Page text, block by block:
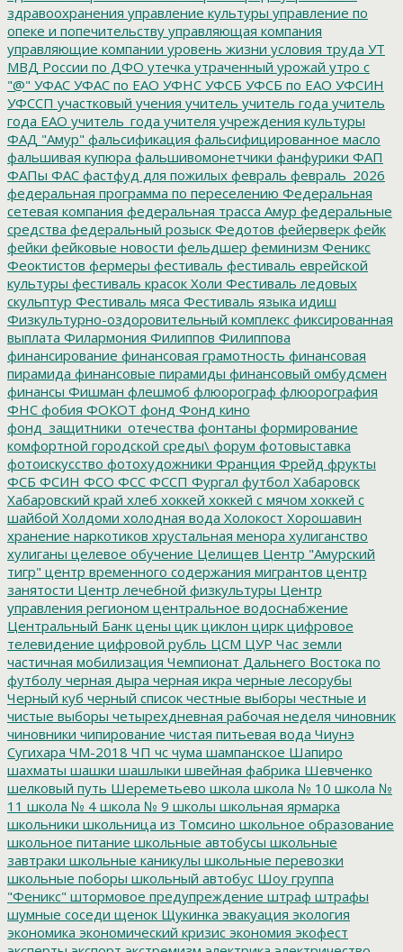
здравоохранения управление культуры управление по
опеке и попечительству управляющая компания
управляющие компании уровень жизни условия труда УТ
МВД России по ДФО утечка утраченный урожай утро с
"@" УФАС УФАС по ЕАО УФНС УФСБ УФСБ по ЕАО УФСИН
УФССП участковый учения учитель учитель года учитель
года ЕАО учитель_года учителя учреждения культуры
ФАД "Амур" фальсификация фальсифицированное масло
фальшивая купюра фальшивомонетчики фанфурики ФАП
ФАПы ФАС фастфуд для пожилых февраль февраль_2026
федеральная программа по переселению Федеральная
сетевая компания федеральная трасса Амур федеральные
средства федеральный розыск Федотов фейерверк фейк
фейки фейковые новости фельдшер феминизм Феникс
Феоктистов фермеры фестиваль фестиваль еврейской
культуры фестиваль красок Холи Фестиваль ледовых
скульптур Фестиваль мяса Фестиваль языка идиш
Физкультурно-оздоровительный комплекс фиксированная
выплата Филармония Филиппов Филиппова
финансирование финансовая грамотность финансовая
пирамида финансовые пирамиды финансовый омбудсмен
финансы Фишман флешмоб флюорограф флюорография
ФНС фобия ФОКОТ фонд Фонд кино
фонд_защитники_отечества фонтаны формирование
комфортной городской среды\ форум фотовыставка
фотоискусство фотохудожники Франция Фрейд фрукты
ФСБ ФСИН ФСО ФСС ФССП Фургал футбол Хабаровск
Хабаровский край хлеб хоккей хоккей с мячом хоккей с
шайбой Холдоми холодная вода Холокост Хорошавин
хранение наркотиков хрустальная менора хулиганство
хулиганы целевое обучение Целищев Центр "Амурский
тигр" центр временного содержания мигрантов центр
занятости Центр лечебной физкультуры Центр
управления регионом центральное водоснабжение
Центральный Банк цены цик циклон цирк цифровое
телевидение цифровой рубль ЦСМ ЦУР Час земли
частичная мобилизация Чемпионат Дальнего Востока по
футболу черная дыра черная икра черные лесорубы
Черный куб черный список честные выборы честные и
чистые выборы четырехдневная рабочая неделя чиновник
чиновники чипирование чистая питьевая вода Чиунэ
Сугихара ЧМ-2018 ЧП чс чума шампанское Шапиро
шахматы шашки шашлыки швейная фабрика Шевченко
шелковый путь Шереметьево школа школа № 10 школа №
11 школа № 4 школа № 9 школы школьная ярмарка
школьники школьница из Томсино школьное образование
школьное питание школьные автобусы школьные
завтраки школьные каникулы школьные перевозки
школьные поборы школьный автобус Шоу группа
"Феникс" штормовое предупреждение штраф штрафы
шумные соседи щенок Щукинка эвакуация экология
экономика экономический кризис экономия экофест